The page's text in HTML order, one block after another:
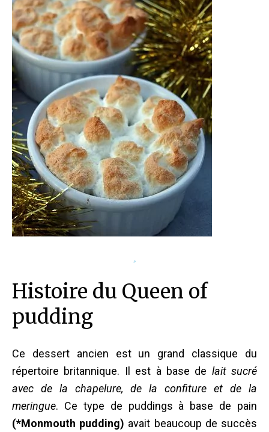
Histoire du Queen of
pudding
Ce dessert ancien est un grand classique du
répertoire britannique. Il est à base de lait sucré
avec de la chapelure, de la confiture et de la
meringue. Ce type de puddings à base de pain
(*Monmouth pudding) avait beaucoup de succès